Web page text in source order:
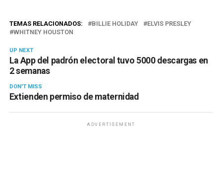
TEMAS RELACIONADOS: BILLIE HOLIDAY
ELVIS PRESLEY
WHITNEY HOUSTON
UP NEXT
La App del padrón electoral tuvo 5000 descargas en
2 semanas
DON'T MISS
Extienden permiso de maternidad
ADVERTISEMENT